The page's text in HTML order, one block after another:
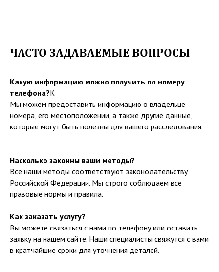
ЧАСТО ЗАДАВАЕМЫЕ ВОПРОСЫ
Какую информацию можно получить по номеру
телефона?К
Мы можем предоставить информацию о владельце
номера, его местоположении, а также другие данные,
которые могут быть полезны для вашего расследования.
Насколько законны ваши методы?
Все наши методы соответствуют законодательству
Российской Федерации. Мы строго соблюдаем все
правовые нормы и правила.
Как заказать услугу?
Вы можете связаться с нами по телефону или оставить
заявку на нашем сайте. Наши специалисты свяжутся с вами
в кратчайшие сроки для уточнения деталей.
ГЛАВНАЯ
УСЛУГИ И ЦЕНЫ
FAQ
О НАС
ЛИЦЕНЗИИ
КОНТАКТЫ
© 2024 Все права защищены
Политика конфиденциальности
glavk.spb@gmail.com